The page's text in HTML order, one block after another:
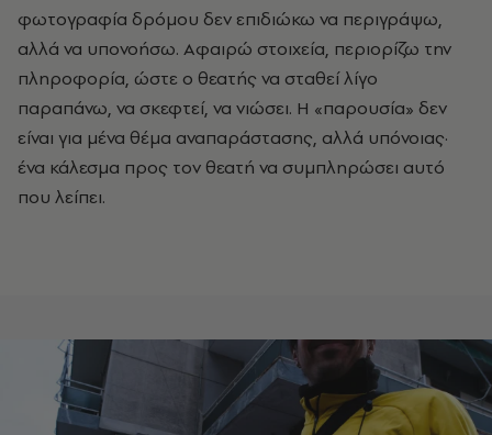
φωτογραφία δρόμου δεν επιδιώκω να περιγράψω,
αλλά να υπονοήσω. Αφαιρώ στοιχεία, περιορίζω την
πληροφορία, ώστε ο θεατής να σταθεί λίγο
παραπάνω, να σκεφτεί, να νιώσει. Η «παρουσία» δεν
είναι για μένα θέμα αναπαράστασης, αλλά υπόνοιας·
ένα κάλεσμα προς τον θεατή να συμπληρώσει αυτό
που λείπει.